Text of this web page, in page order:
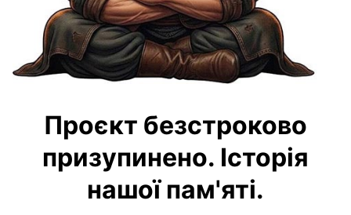
Проєкт безстроково
призупинено. Історія
нашої пам'яті.